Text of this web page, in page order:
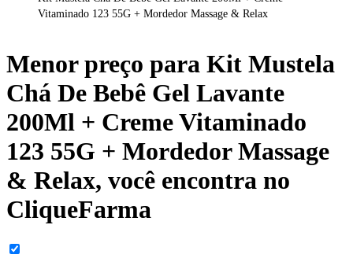
Vitaminado 123 55G + Mordedor Massage & Relax
Menor preço para Kit Mustela
Chá De Bebê Gel Lavante
200Ml + Creme Vitaminado
123 55G + Mordedor Massage
& Relax, você encontra no
CliqueFarma